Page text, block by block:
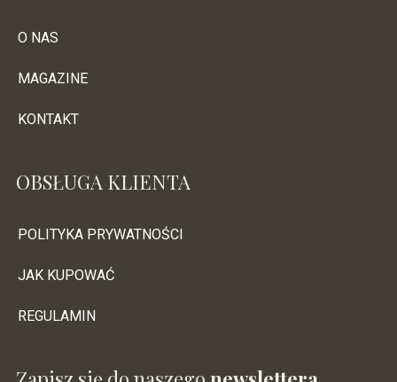
O NAS
MAGAZINE
KONTAKT
OBSŁUGA KLIENTA
POLITYKA PRYWATNOŚCI
JAK KUPOWAĆ
REGULAMIN